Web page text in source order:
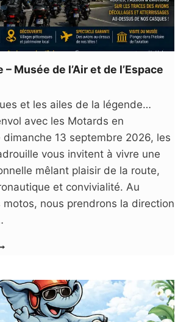
Musée de l’Air et de l’Espace
et les ailes de la légende…
avec les Motards en
dimanche 13 septembre 2026, les
vous invitent à vivre une
mêlant plaisir de la route,
et convivialité. Au
motos, nous prendrons la direction